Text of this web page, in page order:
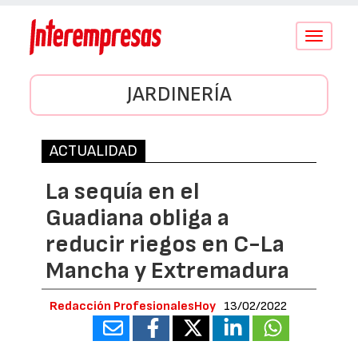
Conmutar
JARDINERÍA
ACTUALIDAD
La sequía en el
Guadiana obliga a
reducir riegos en C-La
Mancha y Extremadura
Redacción ProfesionalesHoy 13/02/2022